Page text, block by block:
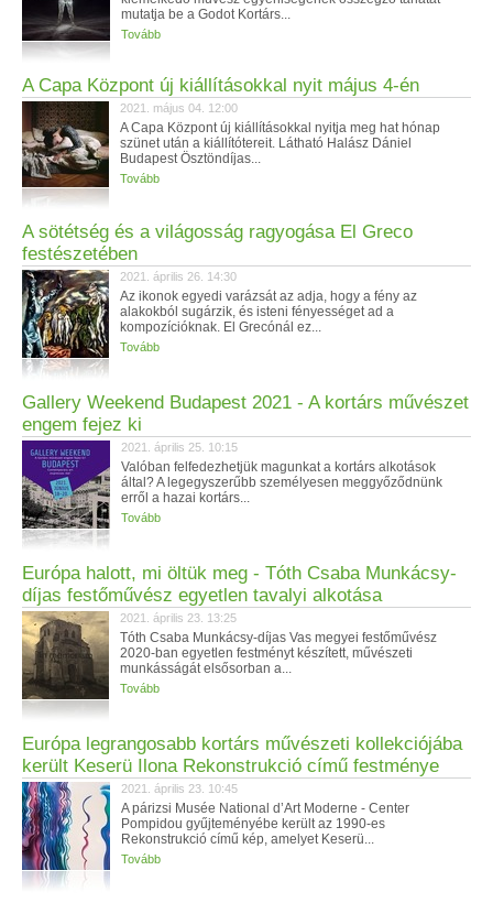
mutatja be a Godot Kortárs...
Tovább
A Capa Központ új kiállításokkal nyit május 4-én
2021. május 04. 12:00
A Capa Központ új kiállításokkal nyitja meg hat hónap
szünet után a kiállítótereit. Látható Halász Dániel
Budapest Ösztöndíjas...
Tovább
A sötétség és a világosság ragyogása El Greco
festészetében
2021. április 26. 14:30
Az ikonok egyedi varázsát az adja, hogy a fény az
alakokból sugárzik, és isteni fényességet ad a
kompozícióknak. El Grecónál ez...
Tovább
Gallery Weekend Budapest 2021 - A kortárs művészet
engem fejez ki
2021. április 25. 10:15
Valóban felfedezhetjük magunkat a kortárs alkotások
által? A legegyszerűbb személyesen meggyőződnünk
erről a hazai kortárs...
Tovább
Európa halott, mi öltük meg - Tóth Csaba Munkácsy-
díjas festőművész egyetlen tavalyi alkotása
2021. április 23. 13:25
Tóth Csaba Munkácsy-díjas Vas megyei festőművész
2020-ban egyetlen festményt készített, művészeti
munkásságát elsősorban a...
Tovább
Európa legrangosabb kortárs művészeti kollekciójába
került Keserü Ilona Rekonstrukció című festménye
2021. április 23. 10:45
A párizsi Musée National d’Art Moderne - Center
Pompidou gyűjteményébe került az 1990-es
Rekonstrukció című kép, amelyet Keserü...
Tovább